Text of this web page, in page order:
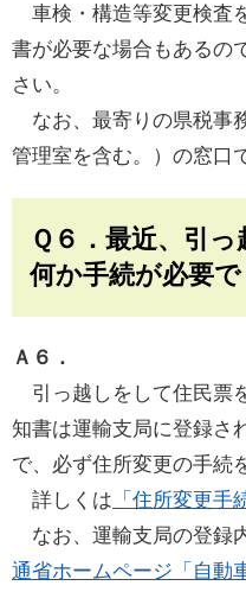
車検・構造等変更検査
書が必要な場合もあるの
さい。
なお、最寄りの県税事
管理室を含む。）の窓口
Ｑ６．最近、引
何か手続が必要
Ａ６．
引っ越しをして住民票
知書は運輸支局に登録さ
で、必ず住所変更の手続
詳しくは 「住所変更手
なお、運輸支局の登録
通省ホームページ「自動